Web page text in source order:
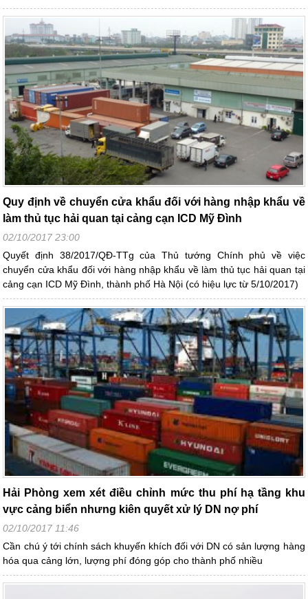
Quy định về chuyển cửa khẩu đối với hàng nhập khẩu về
làm thủ tục hải quan tại cảng cạn ICD Mỹ Đình
02/10/2017 23:00
Quyết định 38/2017/QĐ-TTg của Thủ tướng Chính phủ về việc
chuyển cửa khẩu đối với hàng nhập khẩu về làm thủ tục hải quan tại
cảng cạn ICD Mỹ Đình, thành phố Hà Nội (có hiệu lực từ 5/10/2017)
Hải Phòng xem xét điều chỉnh mức thu phí hạ tầng khu
vực cảng biển nhưng kiên quyết xử lý DN nợ phí
02/10/2017 11:46
Cần chú ý tới chính sách khuyến khích đối với DN có sản lượng hàng
hóa qua cảng lớn, lượng phí đóng góp cho thành phố nhiều